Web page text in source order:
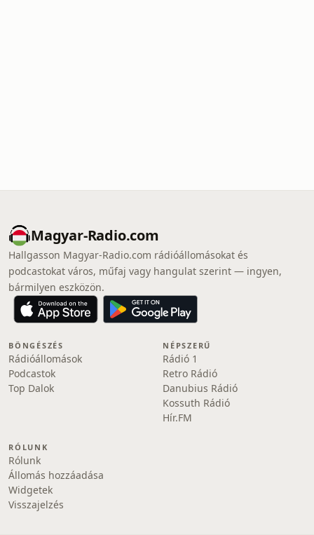
Magyar-Radio.com
Hallgasson Magyar-Radio.com rádióállomásokat és
podcastokat város, műfaj vagy hangulat szerint — ingyen,
bármilyen eszközön.
BÖNGÉSZÉS
Rádióállomások
Podcastok
Top Dalok
NÉPSZERŰ
Rádió 1
Retro Rádió
Danubius Rádió
Kossuth Rádió
Hír.FM
RÓLUNK
Rólunk
Állomás hozzáadása
Widgetek
Visszajelzés